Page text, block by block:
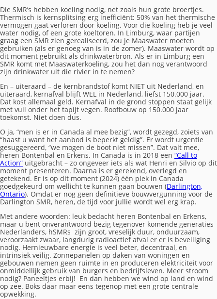
Die SMR’s hebben koeling nodig, net zoals hun grote broertjes.
Thermisch is kernsplitsing erg inefficiënt: 50% van het thermische
vermogen gaat verloren door koeling. Voor die koeling heb je veel
water nodig, of een grote koeltoren. In Limburg, waar partijen
graag een SMR zien gerealiseerd, zou je Maaswater moeten
gebruiken (als er genoeg van is in de zomer). Maaswater wordt op
dit moment gebruikt als drinkwaterbron. Als er in Limburg een
SMR komt met Maaswaterkoeling, zou het dan nog verantwoord
zijn drinkwater uit die rivier in te nemen?
En – uiteraard – de kernbrandstof komt NIET uit Nederland, en
uiteraard, kernafval blijft WEL in Nederland, liefst 150.000 jaar.
Dat kost allemaal geld. Kernafval in de grond stoppen staat gelijk
met vuil onder het tapijt vegen. Roofbouw op 150.000 jaar
toekomst. Niet doen dus.
O ja, “men is er in Canada al mee bezig”, wordt gezegd, zoiets van
“haast u want het aanbod is beperkt geldig”. Er wordt urgentie
gesuggereerd, “we mogen de boot niet missen”. Dat valt mee,
heren Bontenbal en Erkens. In Canada is in 2018 een “Call to
Action” uitgebracht – zo ongeveer iets als wat Henri en Silvio op dit
moment presenteren. Daarna is er gerekend, overlegd en
getekend. Er is op dit moment (2024) één plek in Canada
goedgekeurd om wellicht te kunnen gaan bouwen (Darlington,
Ontario). Omdat er nog geen definitieve bouwvergunning voor de
Darlington SMR, heren, de tijd voor jullie wordt wel erg krap.
Met andere woorden: leuk bedacht heren Bontenbal en Erkens,
maar u bent onverantwoord bezig tegenover komende generaties
Nederlanders, hSMRs zijn groot, vreselijk duur, onduurzaam,
veroorzaakt zwaar, langdurig radioactief afval er er is beveiliging
nodig. Hernieuwbare energie is veel beter, decentraal, en
intrinsiek veilig. Zonnepanelen op daken van woningen en
gebouwen nemen geen ruimte in en produceren elektriciteit voor
onmiddellijk gebruik van burgers en bedrijfsleven. Meer stroom
nodig? Paneeltjes erbij! En dan hebben we wind op land en wind
op zee. Boks daar maar eens tegenop met een grote centrale
opwekking.